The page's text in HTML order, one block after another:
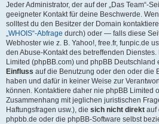
Jeder Administrator, der auf der „Das Team“-
geeigneter Kontakt für deine Beschwerde.
solltest du den Besitzer der Domain
„WHOIS“-Abfrage durch) oder — falls diese
Webhoster wie z. B. Yahoo!, free.fr, funpic.de
den Abuse-Kontakt des betreffenden
Limited (phpBB.com) und phpBB Deutschland
Einfluss auf die Benutzung oder den oder die
haben und dafür in keiner Weise zur
können. Kontaktiere daher nie phpBB Limited
Zusammenhang mit jeglichen juristischen
Haftungsfragen usw.), die sich nicht direkt auf
phpbb.de oder die phpBB-Software selbst